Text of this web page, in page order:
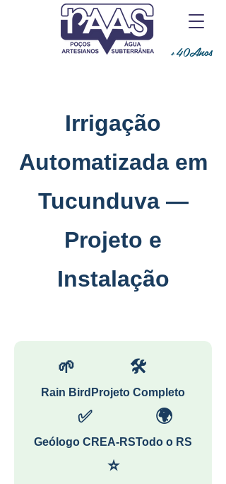
+40Anos
Irrigação
Automatizada em
Tucunduva —
Projeto e
Instalação
🌱
Rain Bird
🛠
Projeto Completo
✅
Geólogo CREA-RS
🌍
Todo o RS
⭐